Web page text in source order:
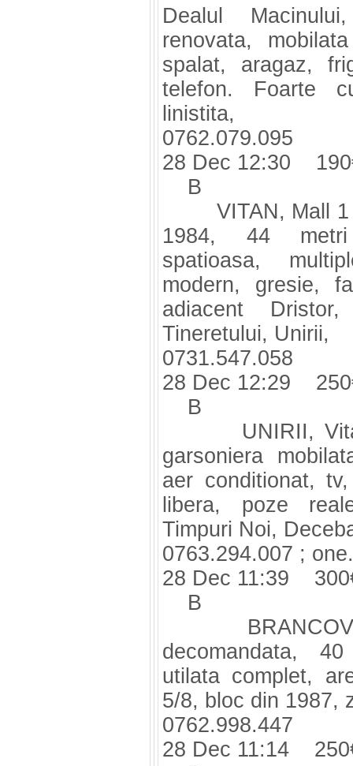
Dealul
renovata,
spalat, aragaz,
telefon. Foarte
linistita,
0762.079.095
28 Dec 12:30
B
VITAN, Mall 1
1984, 44 metri
spatioasa,
modern, gresie,
adiacent
Tineretului, Unirii,
0731.547.058
28 Dec 12:29
B
UNIRII, Vitan,
garsoniera
aer conditionat,
libera, poze
Timpuri Noi,
0763.294.007 ;
28 Dec 11:39
B
decomandata,
utilata complet,
5/8, bloc din 1987,
0762.998.447
28 Dec 11:14